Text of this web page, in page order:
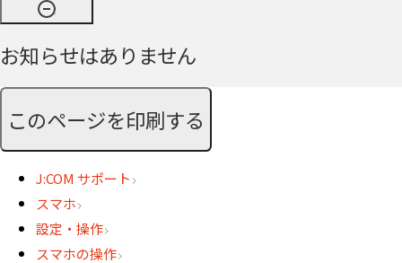
お知らせはありません
このページを印刷する
J:COM サポート
スマホ
設定・操作
スマホの操作